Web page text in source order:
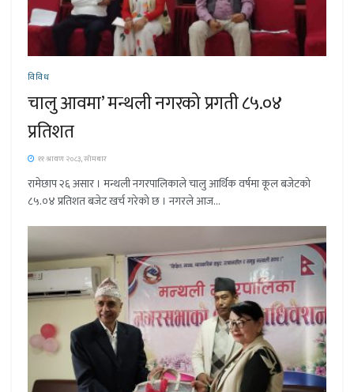
विविध
चालु आवमा’ मन्थली नगरको प्रगती ८५.०४
प्रतिशत
११ श्रावण २०८३, सोमबार
रामेछाप २६ असार । मन्थली नगरपालिकाले चालु आर्थिक वर्षमा कूल बजेटको
८५.०४ प्रतिशत बजेट खर्च गरेको छ । नगरले आज...